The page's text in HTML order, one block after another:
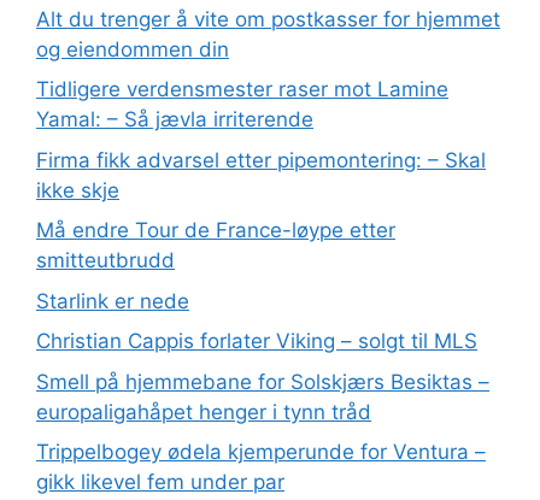
Alt du trenger å vite om postkasser for hjemmet
og eiendommen din
Tidligere verdensmester raser mot Lamine
Yamal: – Så jævla irriterende
Firma fikk advarsel etter pipemontering: – Skal
ikke skje
Må endre Tour de France-løype etter
smitteutbrudd
Starlink er nede
Christian Cappis forlater Viking – solgt til MLS
Smell på hjemmebane for Solskjærs Besiktas –
europaligahåpet henger i tynn tråd
Trippelbogey ødela kjemperunde for Ventura –
gikk likevel fem under par